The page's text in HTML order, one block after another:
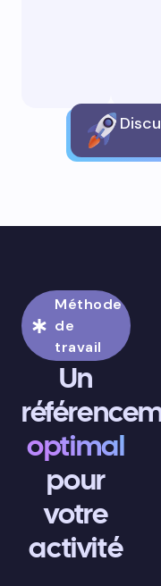
Méthode
de
travail
Un
optimal
pour
votre
activité